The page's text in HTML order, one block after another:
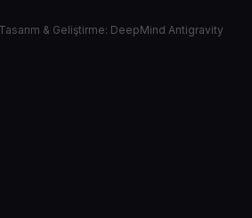
Tasarım & Geliştirme: DeepMind Antigravity